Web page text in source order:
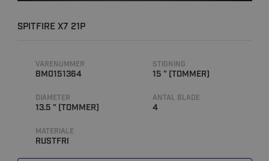
SPITFIRE X7 21P
VARENUMMER
8M0151364
STIGNING
15 " (TOMMER)
DIAMETER
13.5 " (TOMMER)
ANTAL BLADE
4
MATERIALE
RUSTFRI